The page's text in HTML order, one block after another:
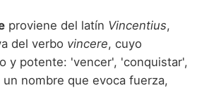
de niño que empiezan por Z
proviene del latín Vincentius,
del verbo vincere, cuyo
y potente: 'vencer', 'conquistar',
nombre que evoca fuerza,